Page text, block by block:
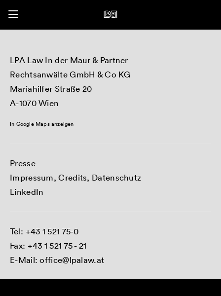
LPA Law In der Maur & Partner
Rechtsanwälte GmbH & Co KG
Mariahilfer Straße 20
A-1070 Wien
In Google Maps anzeigen
Presse
Impressum, Credits, Datenschutz
LinkedIn
Tel: +43 1 521 75-0
Fax: +43 1 521 75 - 21
E-Mail:office@lpalaw.at